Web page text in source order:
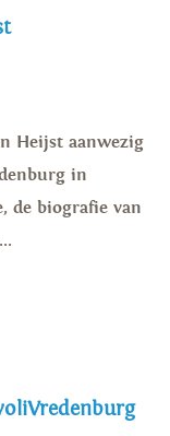
Heijst aanwezig
in
de biografie van